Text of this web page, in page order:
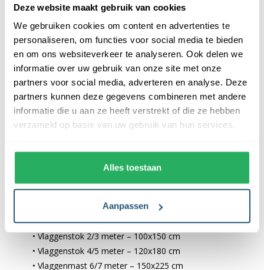
Deze website maakt gebruik van cookies
We gebruiken cookies om content en advertenties te
personaliseren, om functies voor social media te bieden
en om ons websiteverkeer te analyseren. Ook delen we
informatie over uw gebruik van onze site met onze
partners voor social media, adverteren en analyse. Deze
partners kunnen deze gegevens combineren met andere
informatie die u aan ze heeft verstrekt of die ze hebben
verzameld op basis van uw gebruik van hun services.
Alles toestaan
Aanpassen
Zoals je van een specialist mag verwachten zijn onze vlaggen
voorzien van een uitstekende afwerking:
✓ Stevige zoom met dubbele stiknaad
✓ Sterke kopband met juiste bevestigingsmethode
✓ Haarscherpe fullcolour bedrukking
Het formaat van bedrukte vlaggen
Het formaat van de bedrukte vlag is afhankelijk van de lengte
van de vlaggenmast. Het mooist is wanneer de vlag in
verhouding staat tot jouw mast. Hieronder vind je een schema
• Vlaggenstok 2/3 meter – 100x150 cm
• Vlaggenstok 4/5 meter – 120x180 cm
• Vlaggenmast 6/7 meter – 150x225 cm